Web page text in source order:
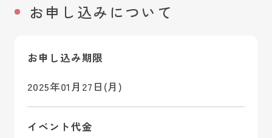
お申し込みについて
お申し込み期限
2025年01月27日(月)
イベント代金